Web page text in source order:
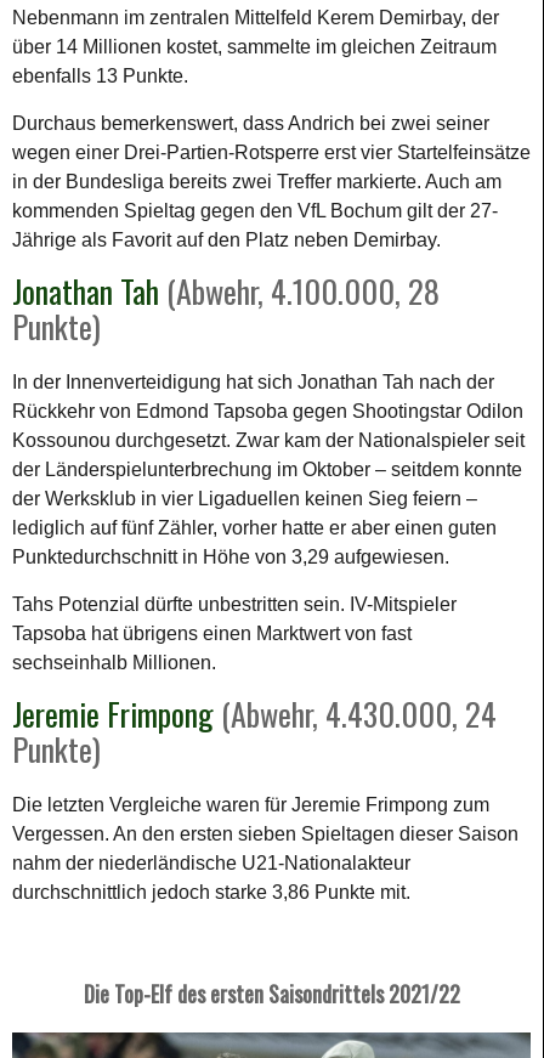
Nebenmann im zentralen Mittelfeld Kerem Demirbay, der
über 14 Millionen kostet, sammelte im gleichen Zeitraum
ebenfalls 13 Punkte.
Durchaus bemerkenswert, dass Andrich bei zwei seiner
wegen einer Drei-Partien-Rotsperre erst vier Startelfeinsätze
in der Bundesliga bereits zwei Treffer markierte. Auch am
kommenden Spieltag gegen den VfL Bochum gilt der 27-
Jährige als Favorit auf den Platz neben Demirbay.
Jonathan Tah (Abwehr, 4.100.000, 28
Punkte)
In der Innenverteidigung hat sich Jonathan Tah nach der
Rückkehr von Edmond Tapsoba gegen Shootingstar Odilon
Kossounou durchgesetzt. Zwar kam der Nationalspieler seit
der Länderspielunterbrechung im Oktober – seitdem konnte
der Werksklub in vier Ligaduellen keinen Sieg feiern –
lediglich auf fünf Zähler, vorher hatte er aber einen guten
Punktedurchschnitt in Höhe von 3,29 aufgewiesen.
Tahs Potenzial dürfte unbestritten sein. IV-Mitspieler
Tapsoba hat übrigens einen Marktwert von fast
sechseinhalb Millionen.
Jeremie Frimpong (Abwehr, 4.430.000, 24
Punkte)
Die letzten Vergleiche waren für Jeremie Frimpong zum
Vergessen. An den ersten sieben Spieltagen dieser Saison
nahm der niederländische U21-Nationalakteur
durchschnittlich jedoch starke 3,86 Punkte mit.
Die Top-Elf des ersten Saisondrittels 2021/22